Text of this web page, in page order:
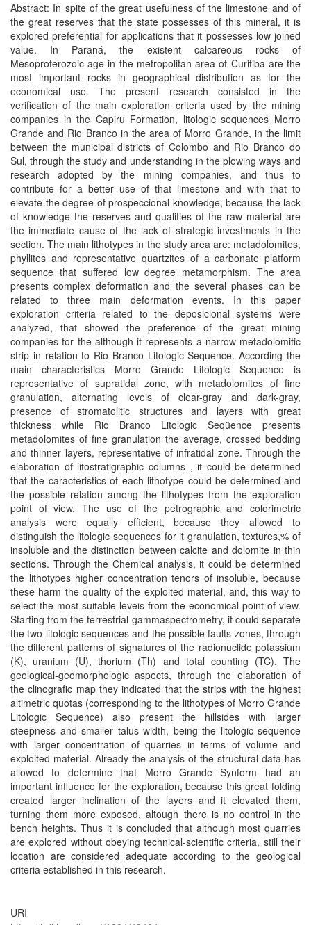
Abstract: In spite of the great usefulness of the limestone and of
the great reserves that the state possesses of this mineral, it is
explored preferential for applications that it possesses low joined
value. In Paraná, the existent calcareous rocks of
Mesoproterozoic age in the metropolitan area of Curitiba are the
most important rocks in geographical distribution as for the
economical use. The present research consisted in the
verification of the main exploration criteria used by the mining
companies in the Capiru Formation, litologic sequences Morro
Grande and Rio Branco in the area of Morro Grande, in the limit
between the municipal districts of Colombo and Rio Branco do
Sul, through the study and understanding in the plowing ways and
research adopted by the mining companies, and thus to
contribute for a better use of that limestone and with that to
elevate the degree of prospeccional knowledge, because the lack
of knowledge the reserves and qualities of the raw material are
the immediate cause of the lack of strategic investments in the
section. The main lithotypes in the study area are: metadolomites,
phyllites and representative quartzites of a carbonate platform
sequence that suffered low degree metamorphism. The area
presents complex deformation and the several phases can be
related to three main deformation events. In this paper
exploration criteria related to the deposicional systems were
analyzed, that showed the preference of the great mining
companies for the although it represents a narrow metadolomitic
strip in relation to Rio Branco Litologic Sequence. According the
main characteristics Morro Grande Litologic Sequence is
representative of supratidal zone, with metadolomites of fine
granulation, alternating leveis of clear-gray and dark-gray,
presence of stromatolitic structures and layers with great
thickness while Rio Branco Litologic Seqüence presents
metadolomites of fine granulation the average, crossed bedding
and thinner layers, representative of infratidal zone. Through the
elaboration of litostratigraphic columns , it could be determined
that the caracteristics of each lithotype could be determined and
the possible relation among the lithotypes from the exploration
point of view. The use of the petrographic and colorimetric
analysis were equally efficient, because they allowed to
distinguish the litologic sequences for it granulation, textures,% of
insoluble and the distinction between calcite and dolomite in thin
sections. Through the Chemical analysis, it could be determined
the lithotypes higher concentration tenors of insoluble, because
these harm the quality of the exploited material, and, this way to
select the most suitable leveis from the economical point of view.
Starting from the terrestrial gammaspectrometry, it could separate
the two litologic sequences and the possible faults zones, through
the different patterns of signatures of the radionuclide potassium
(K), uranium (U), thorium (Th) and total counting (TC). The
geological-geomorphologic aspects, through the elaboration of
the clinografic map they indicated that the strips with the highest
altimetric quotas (corresponding to the lithotypes of Morro Grande
Litologic Sequence) also present the hillsides with larger
steepness and smaller talus width, being the litologic sequence
with larger concentration of quarries in terms of volume and
exploited material. Already the analysis of the structural data has
allowed to determine that Morro Grande Synform had an
important influence for the exploration, because this great folding
created larger inclination of the layers and it elevated them,
turning them more exposed, altough there is no control in the
bench heights. Thus it is concluded that although most quarries
are explored without obeying technical-scientific criteria, still their
location are considered adequate according to the geological
criteria established in this research.
URI